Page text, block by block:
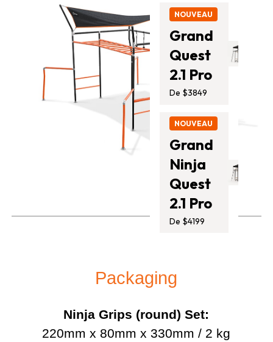
NOUVEAU
Grand
Quest
2.1 Pro
De $3849
NOUVEAU
Grand
Ninja
Quest
2.1 Pro
De $4199
Packaging
Ninja Grips (round) Set:
220mm x 80mm x 330mm / 2 kg